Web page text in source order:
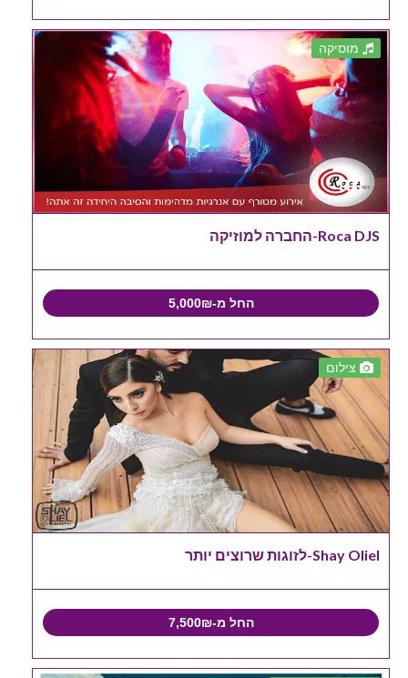
מוסיקה
Roca DJS-החברה למוזיקה
החל מ-5,000₪
צילום
Shay Oliel-לזוגות שרוצים יותר
החל מ-7,500₪